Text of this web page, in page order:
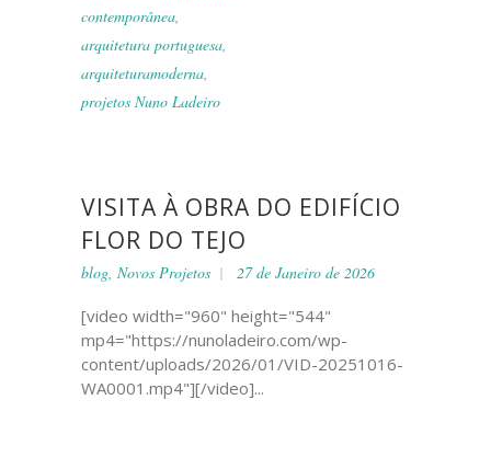
contemporânea,
arquitetura portuguesa,
arquiteturamoderna,
projetos Nuno Ladeiro
VISITA À OBRA DO EDIFÍCIO
FLOR DO TEJO
blog, Novos Projetos 27 de Janeiro de 2026
[video width="960" height="544"
mp4="https://nunoladeiro.com/wp-
content/uploads/2026/01/VID-20251016-
WA0001.mp4"][/video]...